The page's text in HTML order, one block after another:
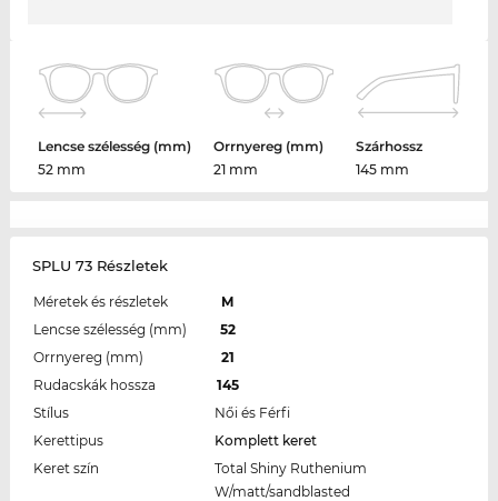
Lencse szélesség (mm)
52 mm
Orrnyereg (mm)
21 mm
Szárhossz
145 mm
SPLU 73 Részletek
Méretek és részletek
M
Lencse szélesség (mm)
52
Orrnyereg (mm)
21
Rudacskák hossza
145
Stílus
Női és Férfi
Kerettipus
Komplett keret
Keret szín
Total Shiny Ruthenium
W/matt/sandblasted